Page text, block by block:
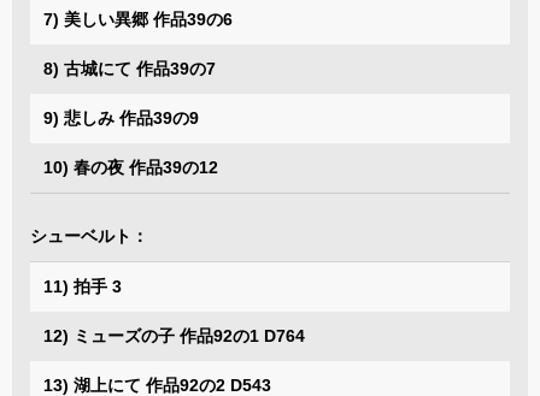
7) 美しい異郷 作品39の6
8) 古城にて 作品39の7
9) 悲しみ 作品39の9
10) 春の夜 作品39の12
シューベルト：
11) 拍手 3
12) ミューズの子 作品92の1 D764
13) 湖上にて 作品92の2 D543